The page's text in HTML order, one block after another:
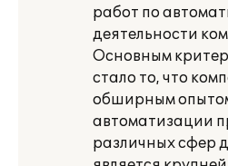
работ по
деятельности
Основным
стало то, что
обширным
автоматизации
различных сфер